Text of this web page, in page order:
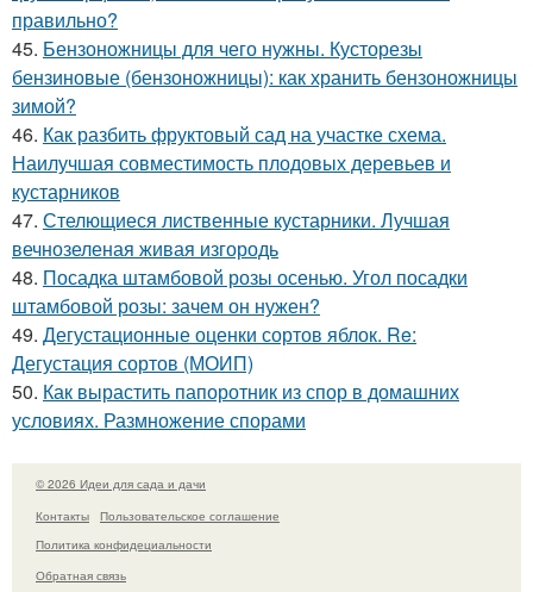
правильно?
45. Бензоножницы для чего нужны. Кусторезы
бензиновые (бензоножницы): как хранить бензоножницы
зимой?
46. Как разбить фруктовый сад на участке схема.
Наилучшая совместимость плодовых деревьев и
кустарников
47. Стелющиеся лиственные кустарники. Лучшая
вечнозеленая живая изгородь
48. Посадка штамбовой розы осенью. Угол посадки
штамбовой розы: зачем он нужен?
49. Дегустационные оценки сортов яблок. Re:
Дегустация сортов (МОИП)
50. Как вырастить папоротник из спор в домашних
условиях. Размножение спорами
© 2026 Идеи для сада и дачи
Контакты
Пользовательское соглашение
Политика конфидециальности
Обратная связь